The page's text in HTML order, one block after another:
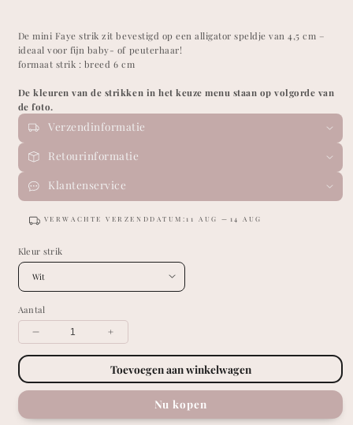
De mini Faye strik zit bevestigd op een alligator speldje van 4,5 cm –
ideaal voor fijn baby- of peuterhaar!
formaat strik : breed 6 cm
De kleuren van de strikken in het keuze menu staan op volgorde van
de foto.
Verzendinformatie
Retourinformatie
Klantenservice
VERWACHTE VERZENDDATUM: 11 AUG 14 AUG
Kleur strik
Aantal
Verklein
hoeveelheid
Haarstrik
-
Vergroot
hoeveelheid
voor
Haarstrik
-
Toevoegen aan winkelwagen
Nu kopen